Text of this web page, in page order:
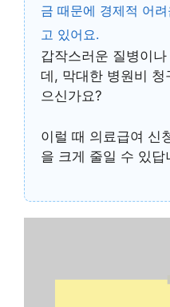
금 때문에 경제적 어
고 있어요.
갑작스러운 질병이
데, 막대한 병원비 청
으신가요?
이럴 때 의료급여 신
을 크게 줄일 수 있답